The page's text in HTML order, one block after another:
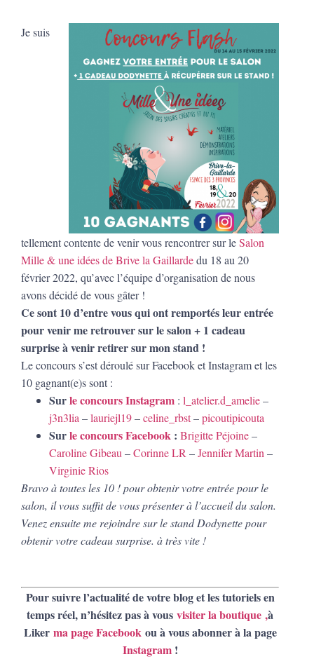
Je suis
tellement contente de venir vous rencontrer sur leSalon
Mille & une idées de Brive la Gaillardedu 18 au 20
février 2022, qu’avec l’équipe d’organisation de nous
avons décidé de vous gâter !
Ce sont 10 d’entre vous qui ont remportés leur entrée
pour venir me retrouver sur le salon + 1 cadeau
surprise à venir retirer sur mon stand !
Le concours s’est déroulé sur Facebook et Instagram et les
10 gagnant(e)s sont :
Surle concours Instagram : l_atelier.d_amelie–
j3n3lia–lauriejl19–celine_rbst–picoutipicouta
Surle concours Facebook : Brigitte Péjoine–
Caroline Gibeau–Corinne LR–Jennifer Martin–
Virginie Rios
Bravo à toutes les 10 ! pour obtenir votre entrée pour le
salon, il vous suffit de vous présenter à l’accueildu salon.
Venez ensuite me rejoindre sur le stand Dodynette pour
obtenir votre cadeau surprise. à très vite !
Pour suivre l’actualité de votre blog et les tutoriels en
temps réel, n’hésitez pas à vous visiter la boutique ,à
Liker ma page Facebook ou à vous abonner à la page
Instagram!